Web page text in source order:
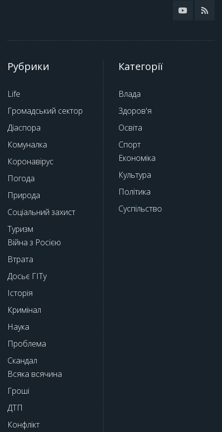
Рубрики
Life
Громадський сектор
Діаспора
Комуналка
Коронавірус
Погода
Природа
Соціальний захист
Туризм
Війна з Росією
Втрата
Досьє ГІТу
Історія
Кримінал
Наука
Проблема
Скандал
Всяка всячина
Гроші
ДТП
Конфлікт
Категорії
Влада
Здоров'я
Освіта
Спорт
Економіка
Культура
Політика
Суспільство